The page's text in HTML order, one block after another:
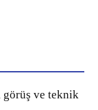
görüş ve teknik